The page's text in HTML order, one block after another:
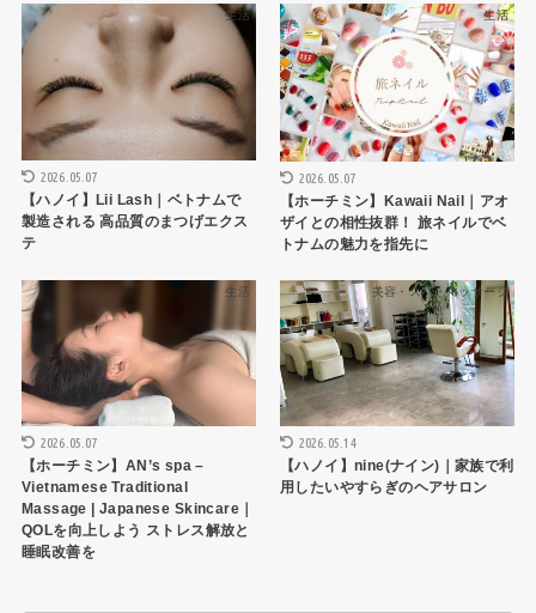
生活
2026.05.07
【ハノイ】Lii Lash｜ベトナムで
製造される 高品質のまつげエクス
テ
生活
2026.05.07
【ホーチミン】Kawaii Nail｜アオ
ザイとの相性抜群！ 旅ネイルでベ
トナムの魅力を指先に
生活
2026.05.07
【ホーチミン】AN’s spa –
Vietnamese Traditional
Massage | Japanese Skincare｜
QOLを向上しよう ストレス解放と
睡眠改善を
美容・スパ・マッサージ
2026.05.14
【ハノイ】nine(ナイン)｜家族で利
用したいやすらぎのヘアサロン